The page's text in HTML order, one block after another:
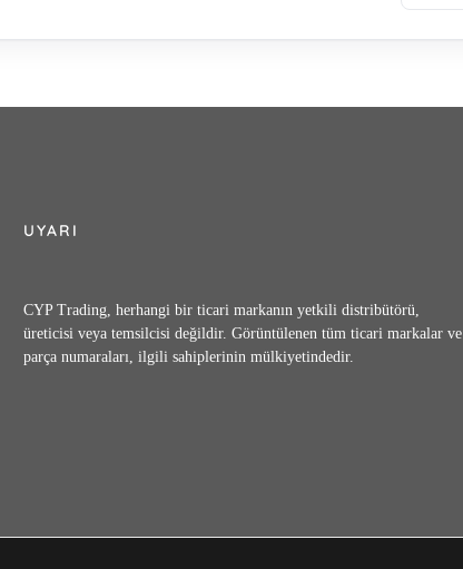
UYARI
CYP Trading, herhangi bir ticari markanın yetkili distribütörü,
üreticisi veya temsilcisi değildir. Görüntülenen tüm ticari markalar ve
parça numaraları, ilgili sahiplerinin mülkiyetindedir.